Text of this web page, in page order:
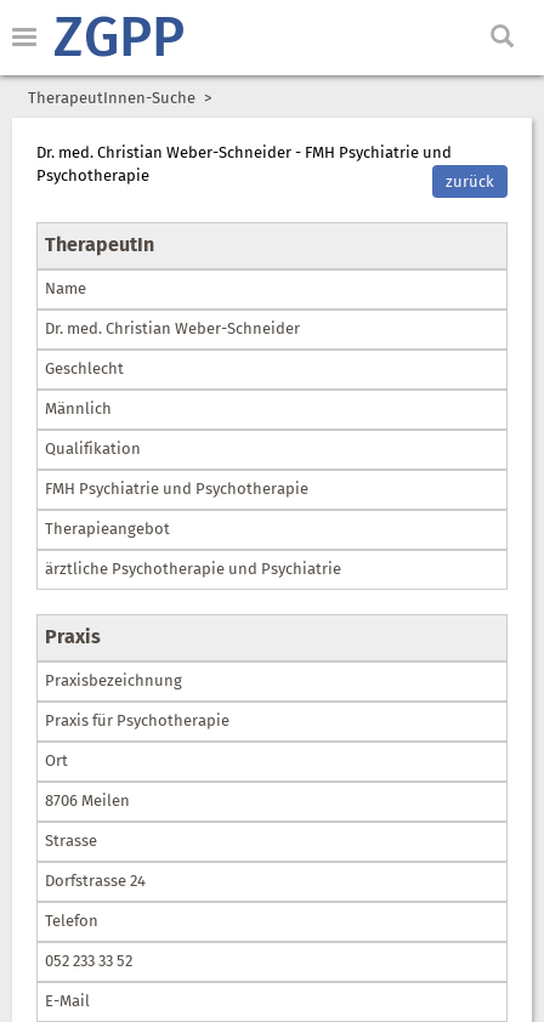
ZGPP
TherapeutInnen-Suche
Dr. med. Christian Weber-Schneider - FMH Psychiatrie und
Psychotherapie
zurück
TherapeutIn
Name
Dr. med. Christian Weber-Schneider
Geschlecht
Männlich
Qualifikation
FMH Psychiatrie und Psychotherapie
Therapieangebot
ärztliche Psychotherapie und Psychiatrie
Praxis
Praxisbezeichnung
Praxis für Psychotherapie
Ort
8706 Meilen
Strasse
Dorfstrasse 24
Telefon
052 233 33 52
E-Mail